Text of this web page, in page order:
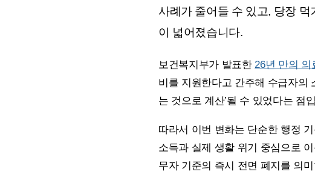
사례가 줄어들 수 있고, 당장
이 넓어졌습니다.
보건복지부가 발표한26년 만의 의
비를 지원한다고 간주해 수급자의
는 것으로 계산’될 수 있었다는 점
따라서 이번 변화는 단순한 행정
소득과 실제 생활 위기 중심으로
무자 기준의 즉시 전면 폐지를 의